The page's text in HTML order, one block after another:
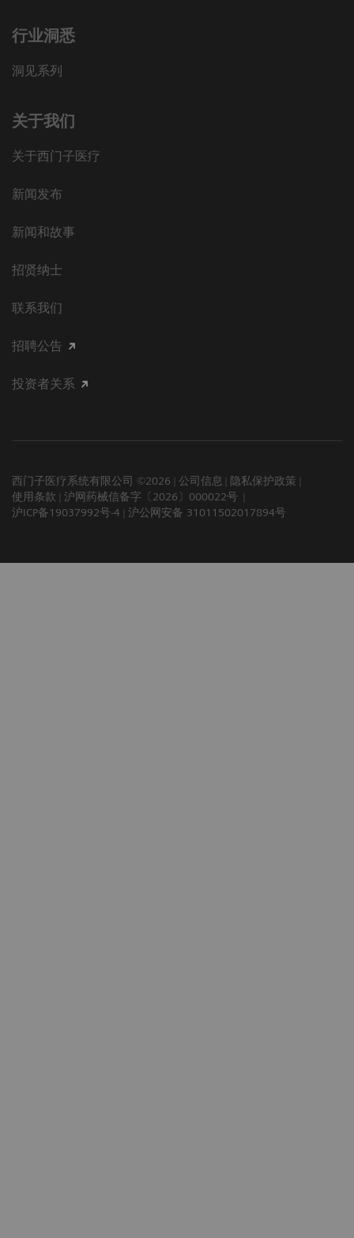
行业洞悉
洞见系列
关于我们
关于西门子医疗
新闻发布
新闻和故事
招贤纳士
联系我们
招聘公告
投资者关系
西门子医疗系统有限公司 ©2026 公司信息
隐私保护政策
使用条款
沪网药械信备字〔2026〕000022号
沪ICP备19037992号-4
沪公网安备 31011502017894号